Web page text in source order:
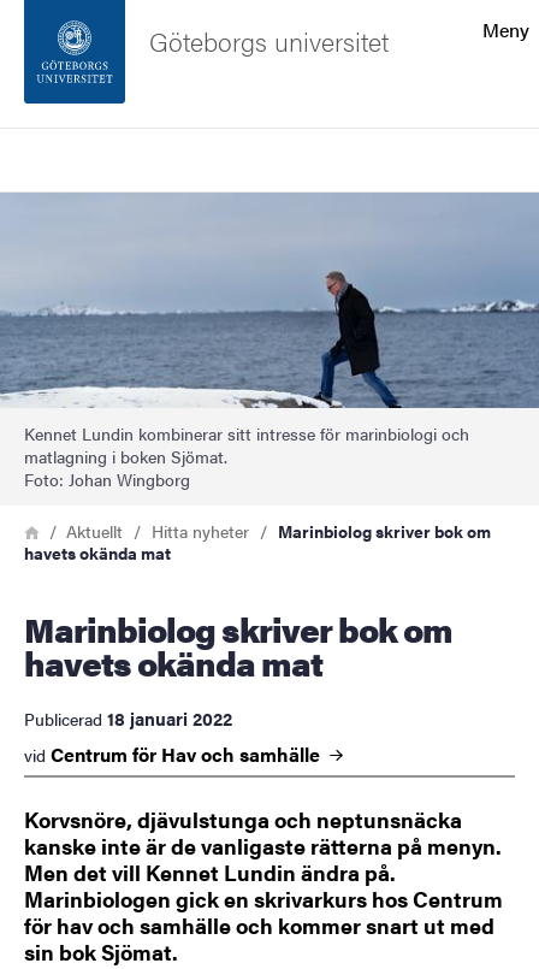
Sidfoten
Meny
Göteborgs universitet
Bild
Kennet Lundin kombinerar sitt intresse för marinbiologi och
matlagning i boken Sjömat.
Foto: Johan Wingborg
Länkstig
HemAktuellt Hitta nyheter
Marinbiolog skriver bok om
havets okända mat
Marinbiolog skriver bok om
havets okända mat
Publicerad 18 januari 2022
vid Centrum för Hav och samhälle
Korvsnöre, djävulstunga och neptunsnäcka
kanske inte är de vanligaste rätterna på menyn.
Men det vill Kennet Lundin ändra på.
Marinbiologen gick en skrivarkurs hos Centrum
för hav och samhälle och kommer snart ut med
sin bok Sjömat.